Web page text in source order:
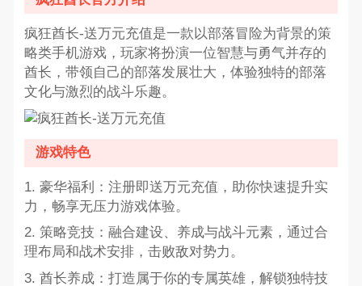
疯狂酋长-送万元充值是一款以部落冒险为背景的策
略类手机游戏，玩家将扮演一位智慧与勇气并存的
酋长，带领自己的部落发展壮大，体验独特的部落
文化与激烈的战斗乐趣。
游戏特色
1. 豪华福利：注册即送万元充值，助你快速提升实
力，畅享无压力游戏体验。
2. 策略竞技：融合建设、养成与战斗元素，通过合
理布局和战术安排，击败敌对势力。
3. 酋长养成：打造属于你的专属英雄，解锁独特技